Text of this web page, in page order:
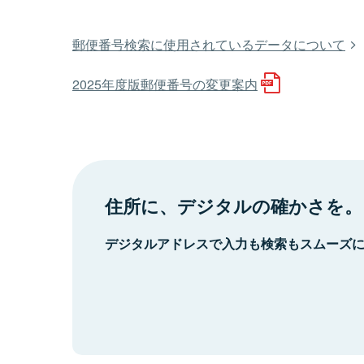
郵便番号検索に使用されているデータについて
2025年度版郵便番号の変更案内
住所に、デジタルの確かさを。
デジタルアドレスで入力も検索もスムーズ